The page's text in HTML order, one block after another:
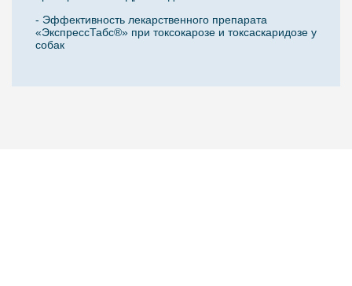
- Эффективность лекарственного препарата
«ЭкспрессТабс®» при токсокарозе и токсаскаридозе у
собак